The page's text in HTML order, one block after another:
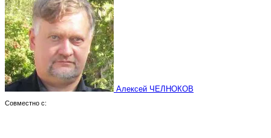
Алексей ЧЕЛНОКОВ
Совместно с: